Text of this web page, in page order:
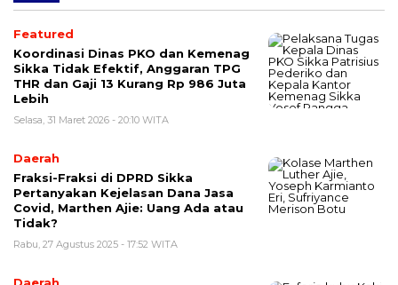
Featured
Koordinasi Dinas PKO dan Kemenag
Sikka Tidak Efektif, Anggaran TPG
THR dan Gaji 13 Kurang Rp 986 Juta
Lebih
Selasa, 31 Maret 2026 - 20:10 WITA
Daerah
Fraksi-Fraksi di DPRD Sikka
Pertanyakan Kejelasan Dana Jasa
Covid, Marthen Ajie: Uang Ada atau
Tidak?
Rabu, 27 Agustus 2025 - 17:52 WITA